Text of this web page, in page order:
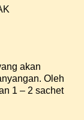
akan
Oleh
1 – 2 sachet